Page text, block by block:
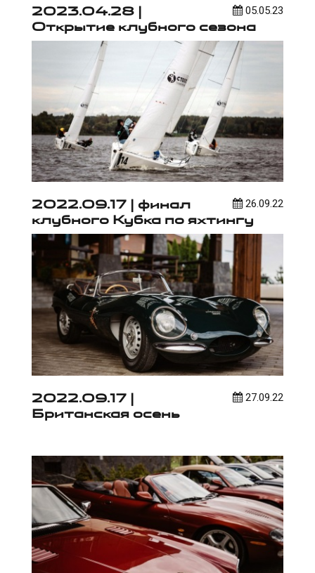
05.05.23
2023.04.28 |
Открытие клубного сезона
26.09.22
2022.09.17 | финал
клубного Кубка по яхтингу
27.09.22
2022.09.17 |
Британская осень